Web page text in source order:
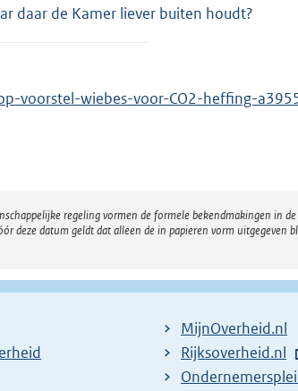
daar de Kamer liever buiten houdt?
voorstel-wiebes-voor-CO2-heffing-
regeling vormen de formele bekendmakingen in
deze datum geldt dat alleen de in papieren vorm uitgegeven
MijnOverheid.nl
E
x
Rijksoverheid.nl
E